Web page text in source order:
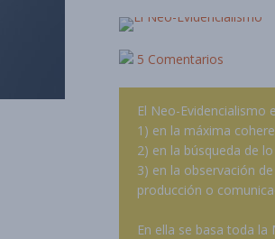
5 Comentarios
El Neo-
1) en la máxima
2) en la búsqueda de
3) en la observación
producción o
En ella se basa toda